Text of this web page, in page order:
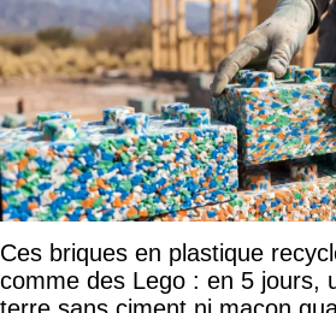
Ces briques en plastique
comme des Lego : en 5 jours,
terre sans ciment ni maçon